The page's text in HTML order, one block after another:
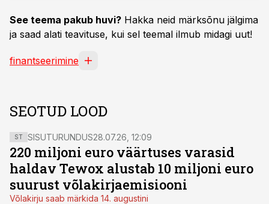
See teema pakub huvi? Hakka neid märksõnu jälgima
ja saad alati teavituse, kui sel teemal ilmub midagi uut!
finantseerimine
SEOTUD LOOD
ST SISUTURUNDUS28.07.26, 12:09
220 miljoni euro väärtuses varasid
haldav Tewox alustab 10 miljoni euro
suurust võlakirjaemisiooni
Võlakirju saab märkida 14. augustini